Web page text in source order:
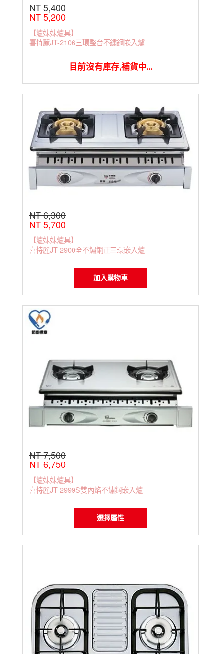
NT 5,400
NT 5,200
【爐妹妹爐具】
喜特麗JT-2106三環整台不鏽鋼嵌入爐
目前沒有庫存,補貨中...
NT 6,300
NT 5,700
【爐妹妹爐具】
喜特麗JT-2900全不鏽鋼正三環嵌入爐
加入購物車
NT 7,500
NT 6,750
【爐妹妹爐具】
喜特麗JT-2999S雙內焰不鏽鋼嵌入爐
選擇屬性